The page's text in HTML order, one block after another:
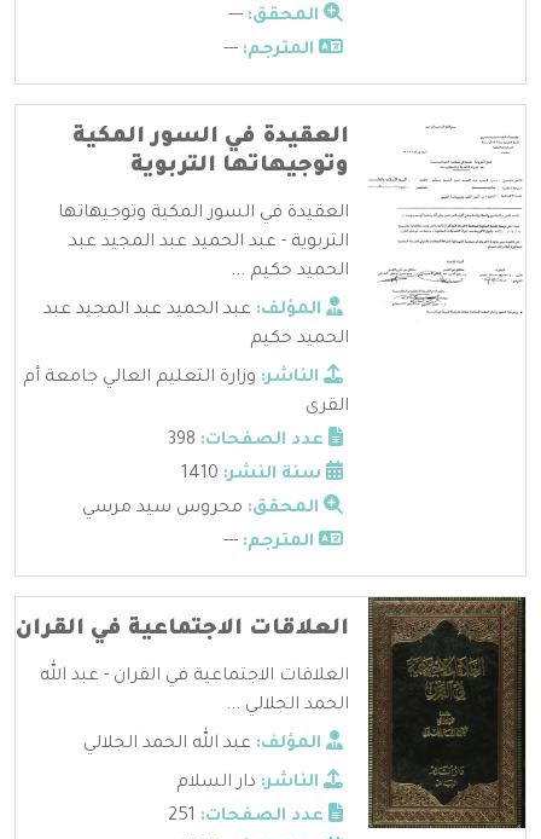
المحقق: ---
المترجم: ---
العقيدة في السور المكية
وتوجيهاتها التربوية
العقيدة في السور المكية وتوجيهاتها
التربوية - عبد الحميد عبد المجيد عبد
الحميد حكيم ...
المؤلف: عبد الحميد عبد المجيد عبد
الحميد حكيم
الناشر: وزارة التعليم العالي جامعة أم
القرى
عدد الصفحات:
سنة النشر:
المحقق: محروس سيد مرسي
المترجم: ---
العلاقات الاجتماعية في القران
العلاقات الاجتماعية في القران - عبد الله
الحمد الجلالي ...
المؤلف: عبد الله الحمد الجلالي
الناشر: دار السلام
عدد الصفحات: